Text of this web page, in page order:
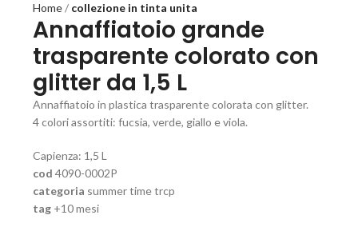
Home collezione in tinta unita
Annaffiatoio grande
trasparente colorato con
glitter da 1,5 L
Annaffiatoio in plastica trasparente colorata con glitter.
4 colori assortiti: fucsia, verde, giallo e viola.
Capienza: 1,5 L
cod4090-0002P
categoria summer time trcp
tag +10 mesi